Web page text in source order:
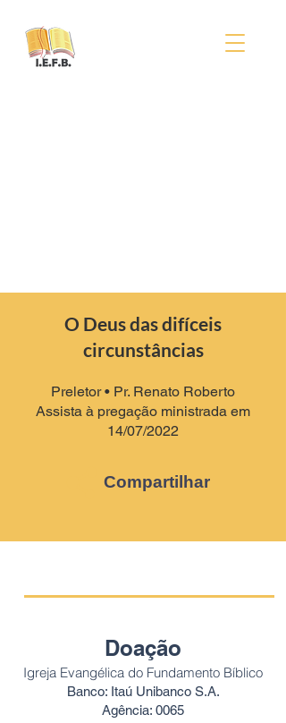
O Deus das difíceis
circunstâncias
Preletor• Pr. Renato Roberto
Assista à pregação ministrada em
14/07/2022
Compartilhar
Doação
Igreja Evangélica do Fundamento Bíblico
Banco: Itaú Unibanco S.A.
Agência: 0065